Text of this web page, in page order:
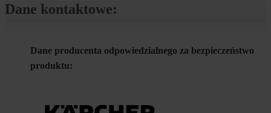
Dane kontaktowe:
Dane producenta odpowiedzialnego za bezpieczeństwo
produktu: